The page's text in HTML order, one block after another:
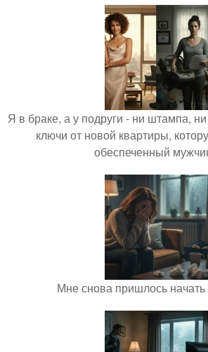
Я в браке, а у подруги - ни штампа, ни
ключи от новой квартиры,
обеспеченный
Мне снова пришлось